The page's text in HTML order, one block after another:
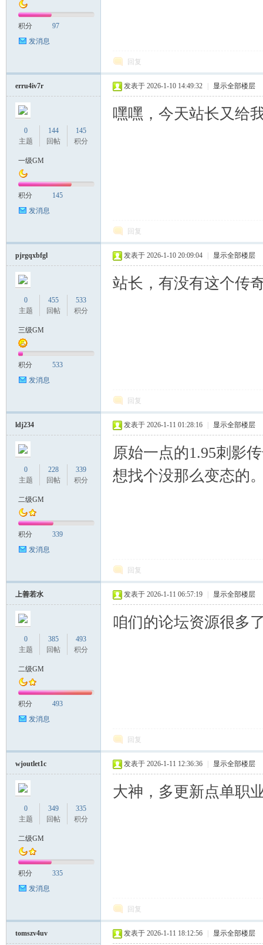
积分
97
发消息
回复
erru4iv7r
0
主题
144
回帖
145
积分
一级GM
积分
145
发消息
发表于 2026-1-10 14:49:32 显示全部楼层
嘿嘿，今天站长又给
回复
pjrgqxbfgl
0
主题
455
回帖
533
积分
三级GM
积分
533
发消息
发表于 2026-1-10 20:09:04 显示全部楼层
站长，有没有这个传
回复
ldj234
0
主题
228
回帖
339
积分
二级GM
积分
339
发消息
发表于 2026-1-11 01:28:16 显示全部楼层
原始一点的1.95刺影
想找个没那么变态的
回复
上善若水
0
主题
385
回帖
493
积分
二级GM
积分
493
发消息
发表于 2026-1-11 06:57:19 显示全部楼层
咱们的论坛资源很多
回复
wjoutlet1c
0
主题
349
回帖
335
积分
二级GM
积分
335
发消息
发表于 2026-1-11 12:36:36 显示全部楼层
大神，多更新点单职
回复
tomszv4uv 发表于 2026-1-11 18:12:56 显示全部楼层